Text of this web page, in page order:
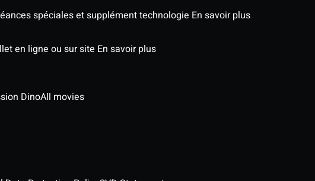
spéciales et supplément technologie En savoir plus
en ligne ou sur site En savoir plus
DinoAll movies